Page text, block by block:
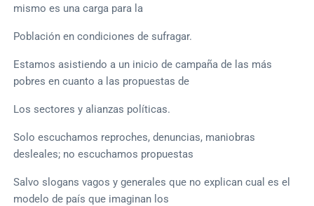
mismo es una carga para la
Población en condiciones de sufragar.
Estamos asistiendo a un inicio de campaña de las más
pobres en cuanto a las propuestas de
Los sectores y alianzas políticas.
Solo escuchamos reproches, denuncias, maniobras
desleales; no escuchamos propuestas
Salvo slogans vagos y generales que no explican cual es el
modelo de país que imaginan los